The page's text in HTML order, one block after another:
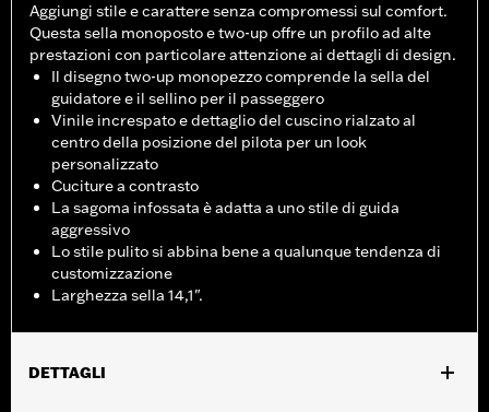
Aggiungi stile e carattere senza compromessi sul comfort.
Questa sella monoposto e two-up offre un profilo ad alte
prestazioni con particolare attenzione ai dettagli di design.
Il disegno two-up monopezzo comprende la sella del
guidatore e il sellino per il passeggero
Vinile increspato e dettaglio del cuscino rialzato al
centro della posizione del pilota per un look
personalizzato
Cuciture a contrasto
La sagoma infossata è adatta a uno stile di guida
aggressivo
Lo stile pulito si abbina bene a qualunque tendenza di
customizzazione
Larghezza sella 14,1".
DETTAGLI